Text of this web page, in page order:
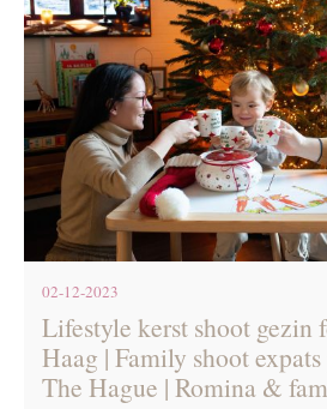
02-12-2023
Lifestyle kerst shoot gezin
Haag | Family shoot
The Hague | Romina &